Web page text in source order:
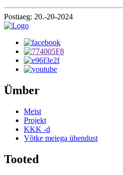
Postiaeg: 20.-20-2024
Ümber
Meist
Projekt
KKK -d
Võtke meiega ühendust
Tooted